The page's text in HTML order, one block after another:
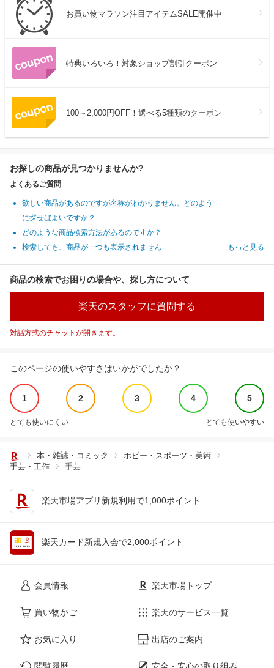
お買い物マラソン注目アイテムSALE開催中
特典いろいろ！対象ショップ割引クーポン
100～2,000円OFF！選べる5種類のクーポン
お探しの商品が見つかりませんか?
よくあるご質問
欲しい商品があるのですが名称がわかりません。どのよう
に探せばよいですか？
どのような商品検索方法があるのですか？
検索しても、商品が一つも表示されません
もっと見る
商品の検索でお困りの場合や、探し方について
楽天のスタッフに質問する
対話方式のチャットが開きます。
このページの使いやすさはいかがでしたか？
1 2 3 4 5
とても使いにくい とても使いやすい
本・雑誌・コミック
ホビー・スポーツ・美術
手芸・工作
手芸
楽天市場アプリ新規利用で1,000ポイント
楽天カード新規入会で2,000ポイント
会員情報
買い物かご
お気に入り
閲覧履歴
楽天市場トップ
楽天のサービス一覧
出店のご案内
安全・安心の取り組み